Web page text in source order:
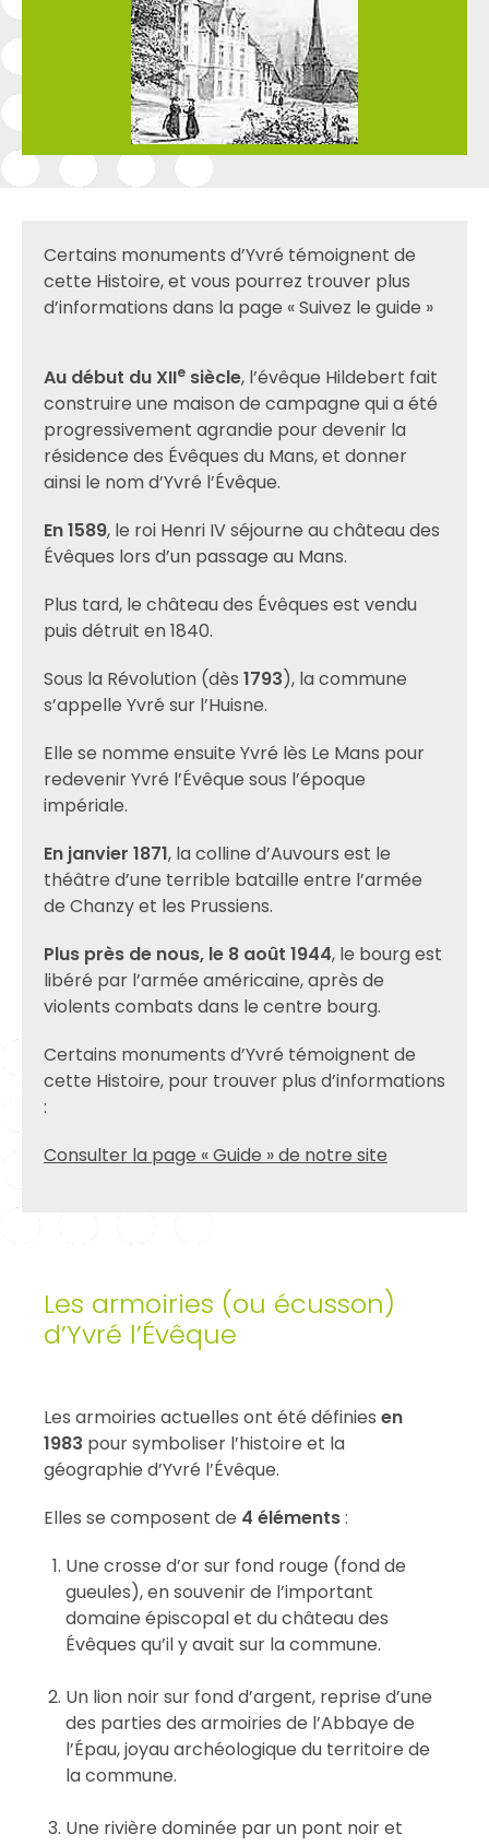
Certains monuments d’Yvré témoignent de
cette Histoire, et vous pourrez trouver plus
d’informations dans la page « Suivez le guide »
Au début du XIIe siècle, l’évêque Hildebert fait
construire une maison de campagne qui a été
progressivement agrandie pour devenir la
résidence des Évêques du Mans, et donner
ainsi le nom d’Yvré l’Évêque.
En 1589, le roi Henri IV séjourne au château des
Évêques lors d’un passage au Mans.
Plus tard, le château des Évêques est vendu
puis détruit en 1840.
Sous la Révolution (dès 1793), la commune
s’appelle Yvré sur l’Huisne.
Elle se nomme ensuite Yvré lès Le Mans pour
redevenir Yvré l’Évêque sous l’époque
impériale.
En janvier 1871, la colline d’Auvours est le
théâtre d’une terrible bataille entre l’armée
de Chanzy et les Prussiens.
Plus près de nous, le 8 août 1944, le bourg est
libéré par l’armée américaine, après de
violents combats dans le centre bourg.
Certains monuments d’Yvré témoignent de
cette Histoire, pour trouver plus d’informations
:
Consulter la page « Guide » de notre site
Les armoiries (ou écusson)
d’Yvré l’Évêque
Les armoiries actuelles ont été définies en
1983 pour symboliser l’histoire et la
géographie d’Yvré l’Évêque.
Elles se composent de 4 éléments:
Une crosse d’or sur fond rouge (fond de
gueules), en souvenir de l’important
domaine épiscopal et du château des
Évêques qu’il y avait sur la commune.
Un lion noir sur fond d’argent, reprise d’une
des parties des armoiries de l’Abbaye de
l’Épau, joyau archéologique du territoire de
la commune.
Une rivière dominée par un pont noir et